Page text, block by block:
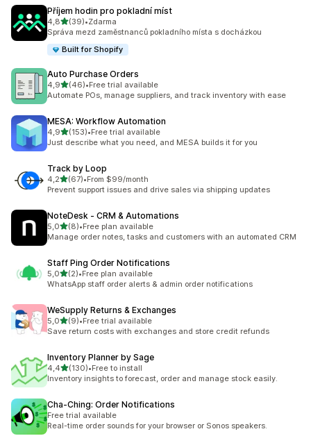
Příjem hodin pro pokladní míst
4,8z 5 hvězd
(39)
Celkový počet recenzí: 39
•Zdarma
Správa mezd zaměstnanců pokladního místa s docházkou
Built for Shopify
Auto Purchase Orders
4,9z 5 hvězd
(46)
Celkový počet recenzí: 46
•Free trial available
Automate POs, manage suppliers, and track inventory with ease
MESA: Workflow Automation
4,9z 5 hvězd
(153)
Celkový počet recenzí: 153
•Free trial available
Just describe what you need, and MESA builds it for you
Track by Loop
4,2z 5 hvězd
(67)
Celkový počet recenzí: 67
•From $99/month
Prevent support issues and drive sales via shipping updates
NoteDesk ‑ CRM & Automations
5,0z 5 hvězd
(8)
Celkový počet recenzí: 8
•Free plan available
Manage order notes, tasks and customers with an automated CRM
Staff Ping Order Notifications
5,0z 5 hvězd
(2)
Celkový počet recenzí: 2
•Free plan available
WhatsApp staff order alerts & admin order notifications
WeSupply Returns & Exchanges
5,0z 5 hvězd
(9)
Celkový počet recenzí: 9
•Free trial available
Save return costs with exchanges and store credit refunds
Inventory Planner by Sage
4,4z 5 hvězd
(130)
Celkový počet recenzí: 130
•Free to install
Inventory insights to forecast, order and manage stock easily.
Cha‑Ching: Order Notifications
Free trial available
Real-time order sounds for your browser or Sonos speakers.